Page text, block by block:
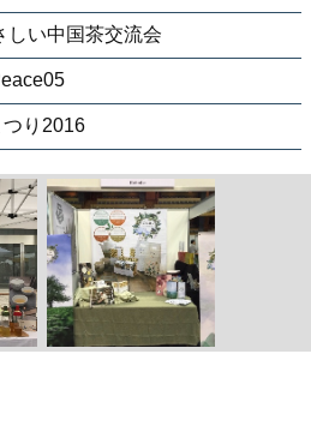
い中国茶交流会
り2016